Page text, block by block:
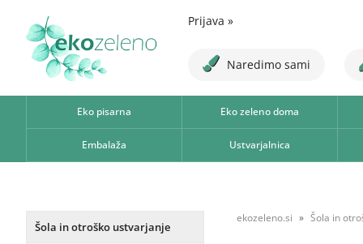
Prijava »
Naredimo sami
Eko pisarna Eko zeleno doma
Embalaža Ustvarjalnica
Šola in otroško ustvarjanje
ekozeleno.si Šola in